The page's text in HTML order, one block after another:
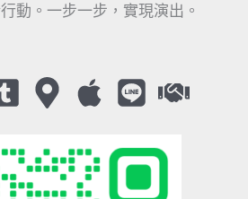
動。一步一步，實現演出。